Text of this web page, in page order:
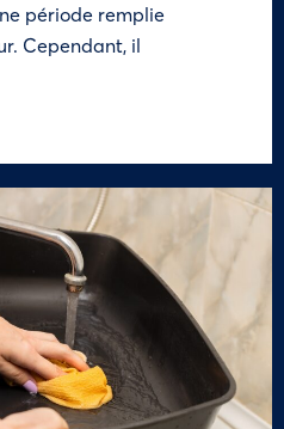
période remplie
Cependant, il